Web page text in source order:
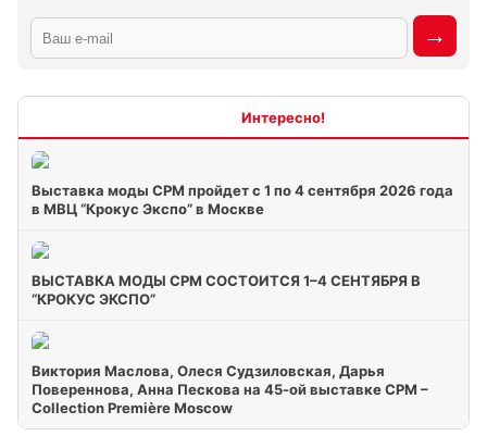
Выставка моды CPM пройдет с 1 по 4 сентября 2026 года
в МВЦ “Крокус Экспо” в Москве
ВЫСТАВКА МОДЫ CPM СОСТОИТСЯ 1–4 СЕНТЯБРЯ В
“КРОКУС ЭКСПО”
Виктория Маслова, Олеся Судзиловская, Дарья
Повереннова, Анна Пескова на 45-ой выставке CPM –
Collection Première Moscow